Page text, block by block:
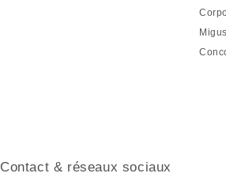
Contact & réseaux sociaux